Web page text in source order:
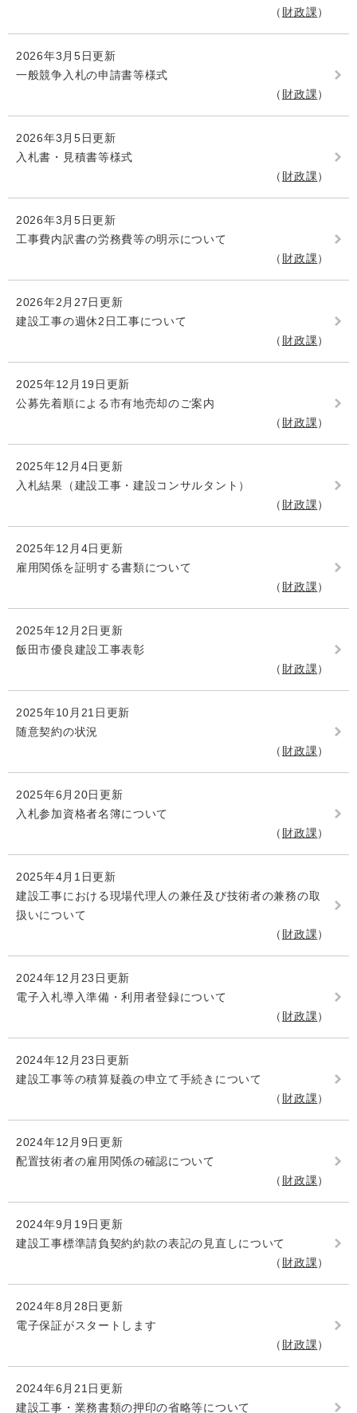
財政課
2026年3月5日更新
一般競争入札の申請書等様式
財政課
2026年3月5日更新
入札書・見積書等様式
財政課
2026年3月5日更新
工事費内訳書の労務費等の明示について
財政課
2026年2月27日更新
建設工事の週休2日工事について
財政課
2025年12月19日更新
公募先着順による市有地売却のご案内
財政課
2025年12月4日更新
入札結果（建設工事・建設コンサルタント）
財政課
2025年12月4日更新
雇用関係を証明する書類について
財政課
2025年12月2日更新
飯田市優良建設工事表彰
財政課
2025年10月21日更新
随意契約の状況
財政課
2025年6月20日更新
入札参加資格者名簿について
財政課
2025年4月1日更新
建設工事における現場代理人の兼任及び技術者の兼務の取
扱いについて
財政課
2024年12月23日更新
電子入札導入準備・利用者登録について
財政課
2024年12月23日更新
建設工事等の積算疑義の申立て手続きについて
財政課
2024年12月9日更新
配置技術者の雇用関係の確認について
財政課
2024年9月19日更新
建設工事標準請負契約約款の表記の見直しについて
財政課
2024年8月28日更新
電子保証がスタートします
財政課
2024年6月21日更新
建設工事・業務書類の押印の省略等について